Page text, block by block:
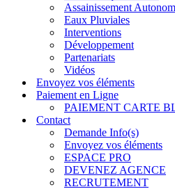
Assainissement
Eaux Pluviales
Interventions
Développement
Partenariats
Vidéos
Envoyez vos éléments
Paiement en Ligne
PAIEMENT CARTE
Contact
Demande Info(s)
Envoyez vos éléments
ESPACE PRO
DEVENEZ AGENCE
RECRUTEMENT